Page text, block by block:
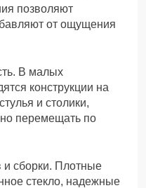
позволяют
от ощущения
В малых
конструкции на
и столики,
перемещать по
и сборки. Плотные
стекло, надежные